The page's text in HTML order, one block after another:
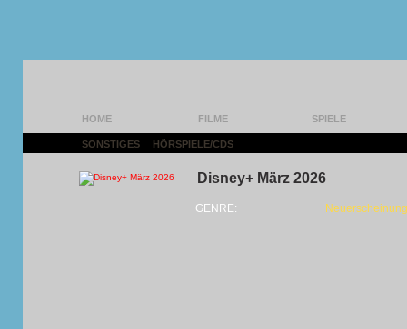
HOME FILME SPIELE
SONSTIGES HÖRSPIELE/CDS
Disney+ März 2026
GENRE: